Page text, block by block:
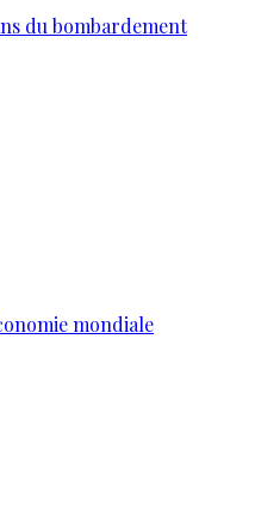
du bombardement
mondiale